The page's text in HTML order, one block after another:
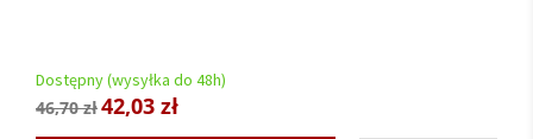
Dostępny (wysyłka do 48h)
46,70 zł42,03 zł